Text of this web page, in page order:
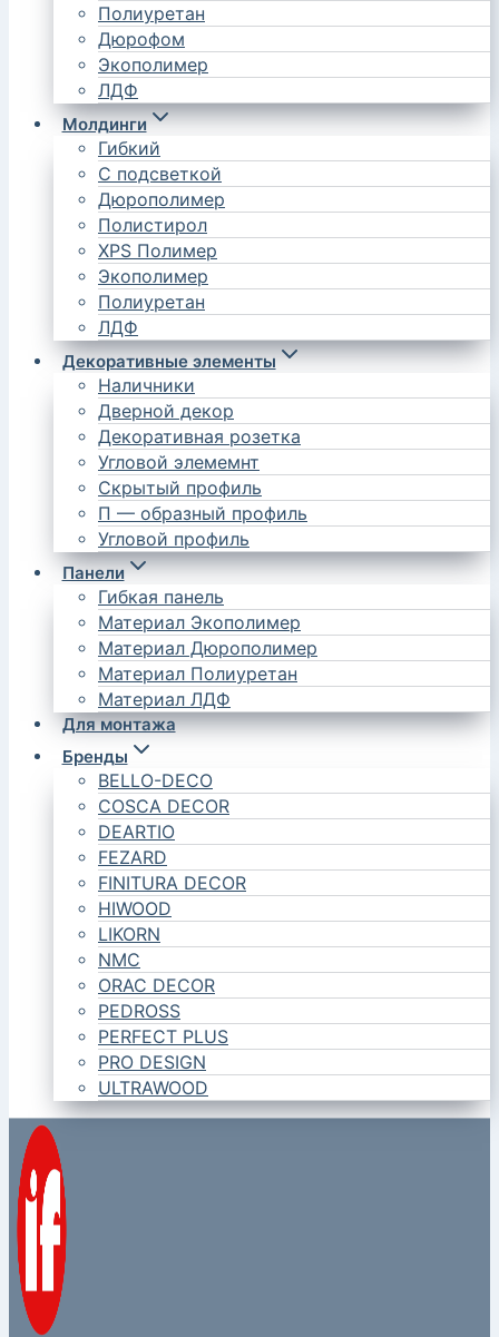
Полиуретан
Дюрофом
Экополимер
ЛДФ
Молдинги
Гибкий
С подсветкой
Дюрополимер
Полистирол
XPS Полимер
Экополимер
Полиуретан
ЛДФ
Декоративные элементы
Наличники
Дверной декор
Декоративная розетка
Угловой элемемнт
Скрытый профиль
П — образный профиль
Угловой профиль
Панели
Гибкая панель
Материал Экополимер
Материал Дюрополимер
Материал Полиуретан
Материал ЛДФ
Для монтажа
Бренды
BELLO-DECO
COSCA DECOR
DEARTIO
FEZARD
FINITURA DECOR
HIWOOD
LIKORN
NMC
ORAC DECOR
PEDROSS
PERFECT PLUS
PRO DESIGN
ULTRAWOOD